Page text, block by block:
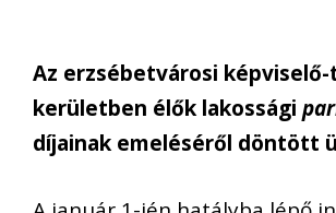
Az erzsébetvárosi
kerületben élők lakossági
díjainak emeléséről döntött